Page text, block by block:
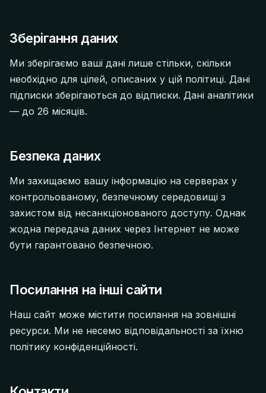
Зберігання даних
Ми зберігаємо ваші дані лише стільки, скільки
необхідно для цілей, описаних у цій політиці. Дані
підписки зберігаються до відписки. Дані аналітики
— до 26 місяців.
Безпека даних
Ми захищаємо вашу інформацію на серверах у
контрольованому, безпечному середовищі з
захистом від несанкціонованого доступу. Однак
жодна передача даних через Інтернет не може
бути гарантовано безпечною.
Посилання на інші сайти
Наш сайт може містити посилання на зовнішні
ресурси. Ми не несемо відповідальності за їхню
політику конфіденційності.